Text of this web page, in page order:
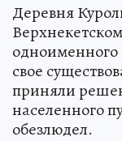
Деревня
одноименного
свое
приняли
населенного
обезлюдел.